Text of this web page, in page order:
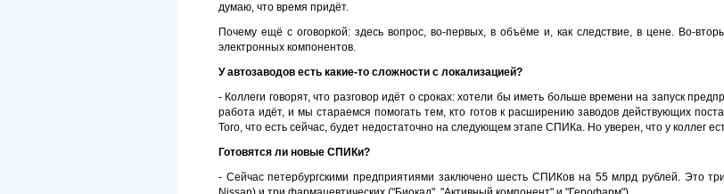
думаю, что время придёт.
Почему ещё с оговоркой: здесь вопрос, во-первых, в объёме и, как следствие, в цене. Во-
электронных компонентов.
У автозаводов есть какие-то сложности с локализацией?
- Коллеги говорят, что разговор идёт о сроках: хотели бы иметь больше времени на запуск
работа идёт, и мы стараемся помогать тем, кто готов к расширению заводов действующих
Того, что есть сейчас, будет недостаточно на следующем этапе СПИКа. Но уверен, что у коллег
Готовятся ли новые СПИКи?
- Сейчас петербургскими предприятиями заключено шесть СПИКов на 55 млрд рублей. Это